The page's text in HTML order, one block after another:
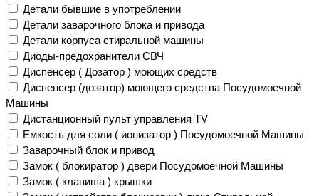
Детали бывшие в употреблении
Детали заварочного блока и привода
Детали корпуса стиральной машины
Диоды-предохранители СВЧ
Диспенсер ( Дозатор ) моющих средств
Диспенсер (дозатор) моющего средства Посудомоечной
Машины
Дистанционный пульт управления TV
Емкость для соли ( ионизатор ) Посудомоечной Машины
Заварочный блок и привод
Замок ( блокиратор ) двери Посудомоечной Машины
Замок ( клавиша ) крышки